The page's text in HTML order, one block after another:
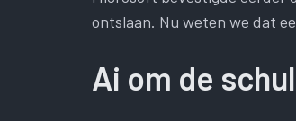
ontslaan. Nu weten we dat
Ai om de